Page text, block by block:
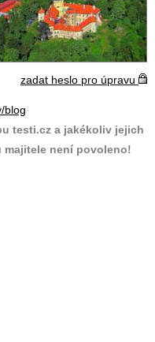
zadat heslo pro úpravu
blog
testi.cz a jakékoliv jejich
majitele není povoleno!